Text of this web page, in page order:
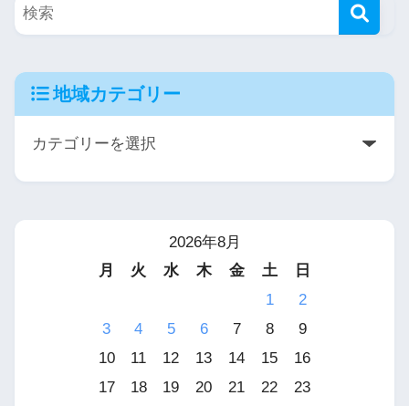
地域カテゴリー
2026年8月
月
火 水 木 金 土
日
1
2
3
4 5 6 7 8
9
10
11 12 13 14 15
16
17
18 19 20 21 22
23